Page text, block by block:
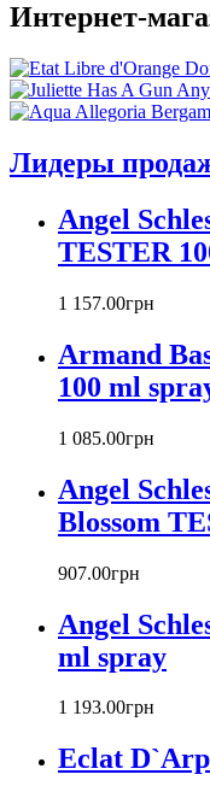
Antonio Banderas
Armaf
Armand Basi
Atelier Cologne
Badgley Mischka
Banana Republic
Barex
Beyonce
Biotherm
Blumarine
Bottega Veneta
Bourjois
Britney Spears
Burberry
Byblos
Byredo
Cacharel
Calvin Klein
Carla Fracci
Интернет-
Лидеры
Angel
TESTER
1 157.00грн
Armand
100 ml
1 085.00грн
Angel
Blossom
907.00грн
Angel
ml spray
1 193.00грн
Eclat